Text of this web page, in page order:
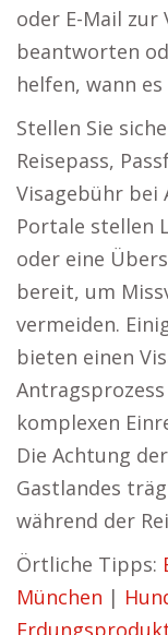
oder E-Mail zur
beantworten
helfen, wann
Stellen Sie
Reisepass,
Visagebühr bei
Portale stellen
oder eine
bereit, um
vermeiden.
bieten einen
komplexen
Die Achtung
Gastlandes
während der
Örtliche Tipps:
München |